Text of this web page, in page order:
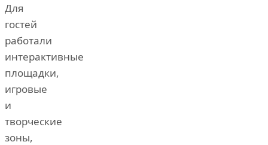
Для
гостей
работали
интерактивные
площадки,
игровые
и
творческие
зоны,